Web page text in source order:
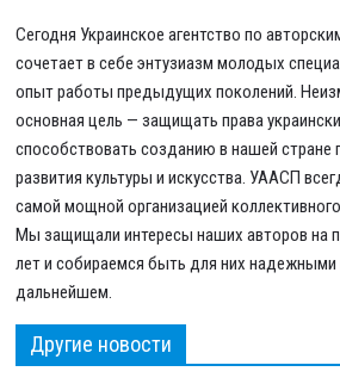
Сегодня Украинское агентство по
сочетает в себе энтузиазм молодых
опыт работы предыдущих поколений.
основная цель — защищать права
способствовать созданию в нашей стране
развития культуры и искусства. УААСП
самой мощной организацией
Мы защищали интересы наших авторов на
лет и собираемся быть для них надежными
дальнейшем.
Другие новости